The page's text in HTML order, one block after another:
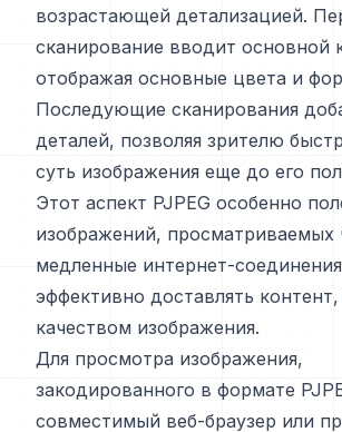
возрастающей детализацией.
сканирование вводит основной
отображая основные цвета и
Последующие сканирования
деталей, позволяя зрителю
суть изображения еще до его
Этот аспект PJPEG особенно
изображений, просматриваемых
медленные интернет-
эффективно доставлять
качеством изображения.
Для просмотра изображения,
закодированного в формате
совместимый веб-браузер или